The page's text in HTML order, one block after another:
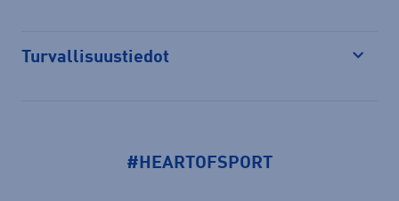
Turvallisuustiedot
#HEARTOFSPORT